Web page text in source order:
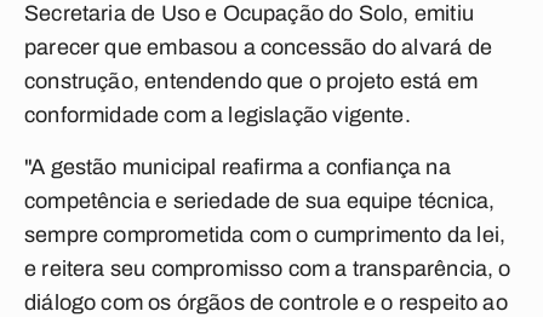
Secretaria de Uso e Ocupação do Solo, emitiu
parecer que embasou a concessão do alvará de
construção, entendendo que o projeto está em
conformidade com a legislação vigente.
"A gestão municipal reafirma a confiança na
competência e seriedade de sua equipe técnica,
sempre comprometida com o cumprimento da lei,
e reitera seu compromisso com a transparência, o
diálogo com os órgãos de controle e o respeito ao